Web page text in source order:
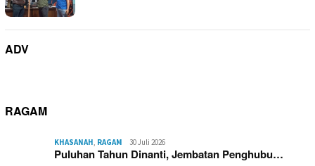
ADV
RAGAM
KHASANAH RAGAM 30 Juli 2026
Puluhan Tahun Dinanti, Jembatan Penghubu…